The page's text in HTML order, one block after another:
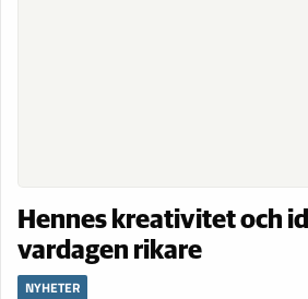
Hennes kreativitet och
vardagen rikare
NYHETER